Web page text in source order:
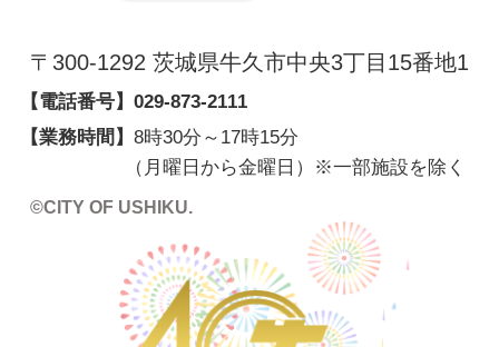
〒300-1292 茨城県牛久市中央3丁目15番地1
【電話番号】 029-873-2111
【業務時間】 8時30分～17時15分
（月曜日から金曜日）※一部施設を除く
©CITY OF USHIKU.